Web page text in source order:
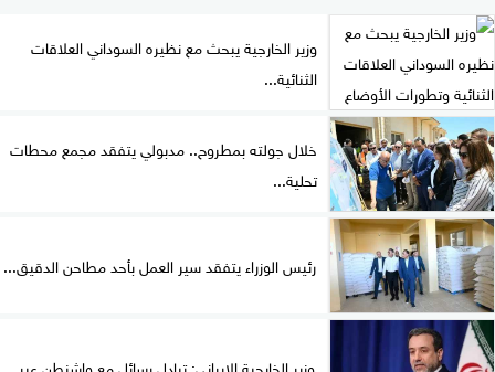
وزير الخارجية يبحث مع نظيره السوداني العلاقات
الثنائية...
خلال جولته بمطروح.. مدبولي يتفقد مجمع محطات
تحلية...
رئيس الوزراء يتفقد سير العمل بأحد مطاحن الدقيق...
وزير الخارجية الإيراني: تبادل رسائل مع واشنطن عبر...